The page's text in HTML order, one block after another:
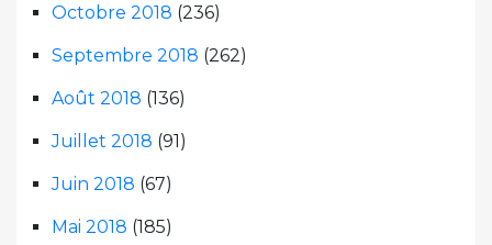
Octobre 2018 (236)
Septembre 2018 (262)
Août 2018 (136)
Juillet 2018 (91)
Juin 2018 (67)
Mai 2018 (185)